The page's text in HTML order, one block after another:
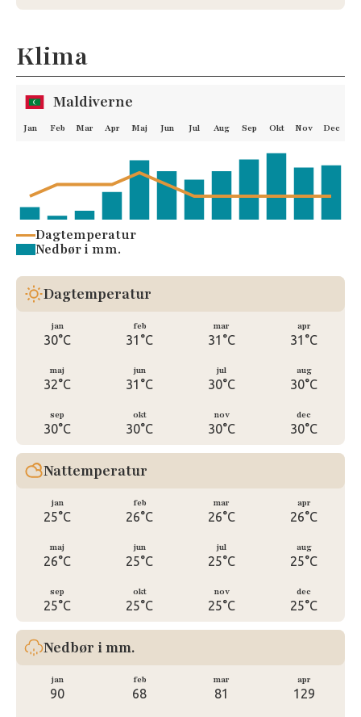
Klima
Maldiverne
Jan Feb Mar Apr Maj Jun Jul Aug Sep Okt Nov Dec
Dagtemperatur
Nedbør i mm.
Dagtemperatur
jan
30°C
feb
31°C
mar
31°C
apr
31°C
maj
32°C
jun
31°C
jul
30°C
aug
30°C
sep
30°C
okt
30°C
nov
30°C
dec
30°C
Nattemperatur
jan
25°C
feb
26°C
mar
26°C
apr
26°C
maj
26°C
jun
25°C
jul
25°C
aug
25°C
sep
25°C
okt
25°C
nov
25°C
dec
25°C
Nedbør i mm.
jan
90
feb
68
mar
81
apr
129